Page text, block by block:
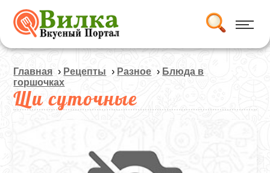
Главная › Рецепты › Разное › Блюда в
горшочках
Щи суточные